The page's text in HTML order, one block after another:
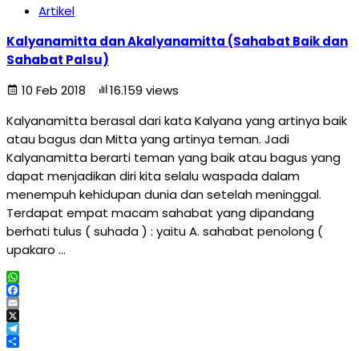
Artikel
Kalyanamitta dan Akalyanamitta (Sahabat Baik dan
Sahabat Palsu)
10 Feb 2018
16.159 views
Kalyanamitta berasal dari kata Kalyana yang artinya baik
atau bagus dan Mitta yang artinya teman. Jadi
Kalyanamitta berarti teman yang baik atau bagus yang
dapat menjadikan diri kita selalu waspada dalam
menempuh kehidupan dunia dan setelah meninggal.
Terdapat empat macam sahabat yang dipandang
berhati tulus ( suhada ) : yaitu A. sahabat penolong (
upakaro …
WhatsApp
Facebook
Email
X
Telegram